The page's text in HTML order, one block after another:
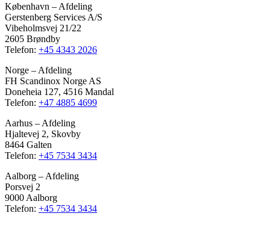
København – Afdeling
Gerstenberg Services A/S
Vibeholmsvej 21/22
2605 Brøndby
Telefon: +45 4343 2026
Norge – Afdeling
FH Scandinox Norge AS
Doneheia 127, 4516 Mandal
Telefon: +47 4885 4699
Aarhus – Afdeling
Hjaltevej 2, Skovby
8464 Galten
Telefon: +45 7534 3434
Aalborg – Afdeling
Porsvej 2
9000 Aalborg
Telefon: +45 7534 3434